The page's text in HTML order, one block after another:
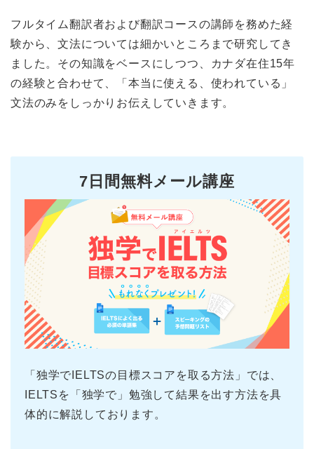
フルタイム翻訳者および翻訳コースの講師を務めた経
験から、文法については細かいところまで研究してき
ました。その知識をベースにしつつ、カナダ在住15年
の経験と合わせて、「本当に使える、使われている」
文法のみをしっかりお伝えしていきます。
7日間無料メール講座
「独学でIELTSの目標スコアを取る方法」では、
IELTSを「独学で」勉強して結果を出す方法を具
体的に解説しております。